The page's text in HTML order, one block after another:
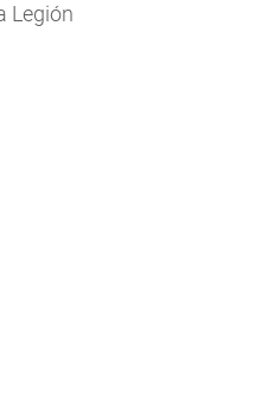
Legión